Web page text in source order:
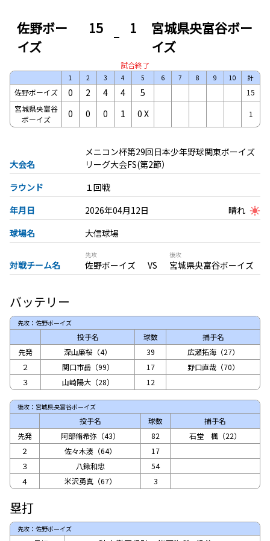
佐野ボー
イズ
15
宮城県央富谷ボー
イズ
1
試合終了
1 2 3 4 5 6 7 8 9 10 計
佐野ボーイズ 0 2 4 4 5
15
宮城県央富谷
ボーイズ
0 0 0 1 0 X 1
大会名
メニコン杯第29回日本少年野球関東ボーイズ
リーグ大会FS(第2節）
ラウンド
１回戦
年月日
2026年04月12日
晴れ
球場名
大信球場
対戦チーム名
先攻
佐野ボーイズ
後攻
宮城県央富谷ボーイズ
バッテリー
先攻：佐野ボーイズ
投手名 球数
捕手名
先発
深山廉桜（4） 39
広瀬拓海（27）
２
関口市岳（99） 17
野口直哉（70）
３
山崎陽大（28） 12
後攻：宮城県央富谷ボーイズ
投手名 球数
捕手名
先発
阿部脩希弥（43） 82
石堂 楓（22）
２
佐々木湊（64）
17
３
八鍬和忠
54
４
米沢勇真（67） 3
塁打
先攻：佐野ボーイズ